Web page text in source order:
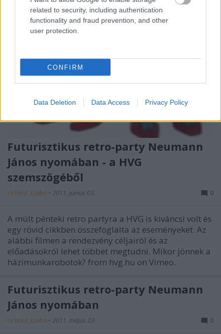
related to security, including authentication
functionality and fraud prevention, and other
user protection.
CONFIRM
Data Deletion Data Access Privacy Policy
Futurisztikus retro-party Neumann
János nyomában - a HVG
szemszögéből
richard_szabo • 2011. június 03. 0
A múlt pénteki retro partyra a HVG is kiváncsi volt és
egy rövid cikkben összefoglalta az eseményeket. Az
alábbi filmen a rendezvény céljairól és az
előadásokról lehet többet megtudni. Mikor jönnek a
házimunkarobotok? from hvg.hu on Vimeo.
Futurisztikus retro-party Neumann
János nyomában
richard_szabo • 2011. május 23. 0